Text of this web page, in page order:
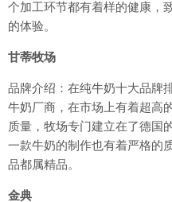
个加工环节都有着样的健康，
的体验。
甘蒂牧场
品牌介绍：在纯牛奶十大品牌
牛奶厂商，在市场上有着超高
质量，牧场专门建立在了德国
一款牛奶的制作也有着严格的
品都属精品。
金典